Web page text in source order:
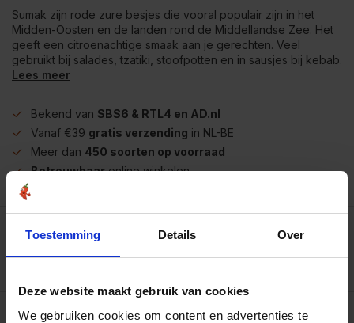
Toestemming Details Over
Deze website maakt gebruik van cookies
We gebruiken cookies om content en advertenties te
Sumak zijn rode zure besjes die vooral populair zijn in het
Midden-Oosten en de landen rond de Middellandse Zee. Het
geeft een citroenachtige smaak aan je gerechten. Veel
gebruikt bij salades, tzatiki, stoofpotten en in sausjes bij kebab.
Lees meer
Bekend van SBS6 & RTL4 en AD.nl
Vanaf €39 gratis verzending in NL-BE
Meer dan 450 soorten op voorraad
Betrouwbaaronline winkelen
Beschrijving
Allergenen/voedingswaarden per 100 gram